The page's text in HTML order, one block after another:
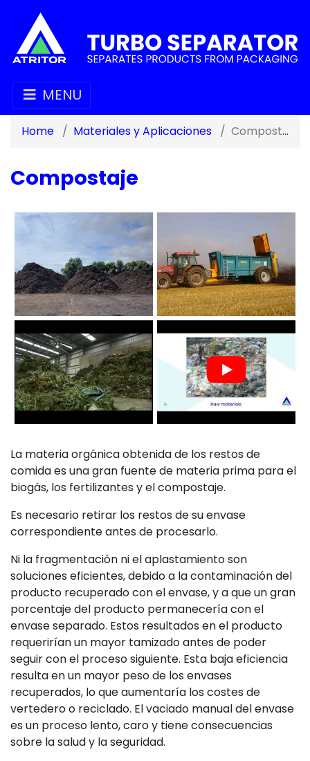
MENU
Home Materiales y Aplicaciones Compostaje
Compostaje
La materia orgánica obtenida de los restos de
comida es una gran fuente de materia prima para el
biogás, los fertilizantes y el compostaje.
Es necesario retirar los restos de su envase
correspondiente antes de procesarlo.
Ni la fragmentación ni el aplastamiento son
soluciones eficientes, debido a la contaminación del
producto recuperado con el envase, y a que un gran
porcentaje del producto permanecería con el
envase separado. Estos resultados en el producto
requerirían un mayor tamizado antes de poder
seguir con el proceso siguiente. Esta baja eficiencia
resulta en un mayor peso de los envases
recuperados, lo que aumentaría los costes de
vertedero o reciclado. El vaciado manual del envase
es un proceso lento, caro y tiene consecuencias
sobre la salud y la seguridad.